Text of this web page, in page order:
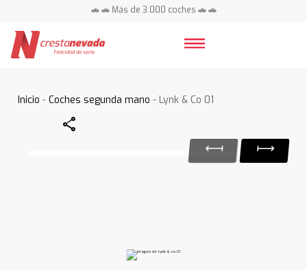
🚗 🚗 Más de 3.000 coches 🚗 🚗
Inicio -Coches segunda mano - Lynk & Co 01
Share